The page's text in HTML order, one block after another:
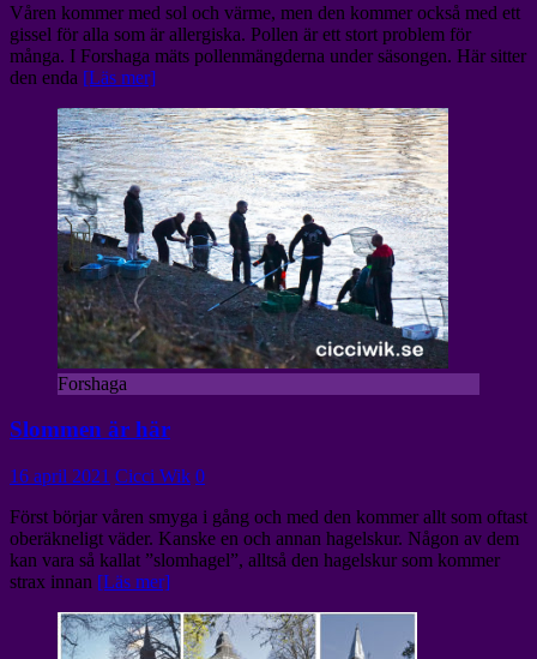
Våren kommer med sol och värme, men den kommer också med ett
gissel för alla som är allergiska. Pollen är ett stort problem för
många. I Forshaga mäts pollenmängderna under säsongen. Här sitter
den enda [Läs mer]
Forshaga
Slommen är här
16 april 2021 Cicci Wik 0
Först börjar våren smyga i gång och med den kommer allt som oftast
oberäkneligt väder. Kanske en och annan hagelskur. Någon av dem
kan vara så kallat ”slomhagel”, alltså den hagelskur som kommer
strax innan [Läs mer]